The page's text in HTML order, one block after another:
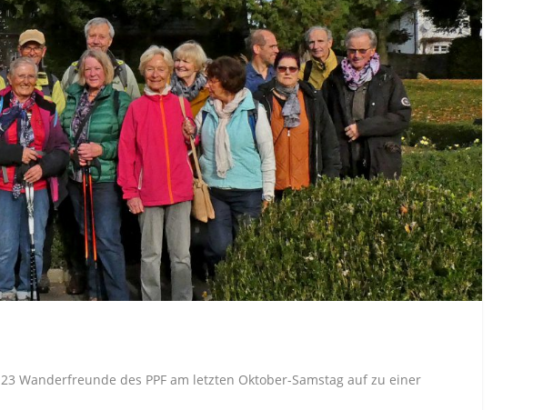
Wanderfreunde des PPF am letzten Oktober-Samstag auf zu einer